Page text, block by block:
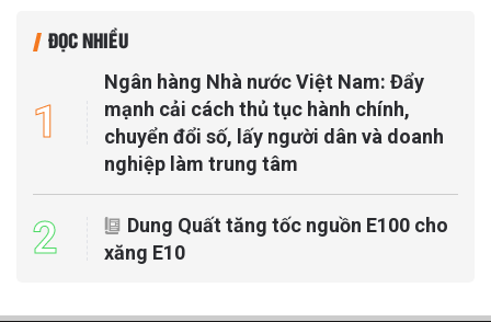
ĐỌC NHIỀU
1
Ngân hàng Nhà nước Việt Nam: Đẩy
mạnh cải cách thủ tục hành chính,
chuyển đổi số, lấy người dân và doanh
nghiệp làm trung tâm
2
Dung Quất tăng tốc nguồn E100 cho
xăng E10